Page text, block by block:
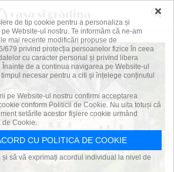
×
de tip cookie pentru a personaliza și
Website-ul nostru. Te informăm că ne-am
mai recente modificări propuse de
679 privind protecția persoanelor fizice în ceea
cu caracter personal și privind libera
de a continua navigarea pe Website-ul
necesar pentru a citi și înțelege conținutul
pe Website-ul nostru confirmi acceptarea
conform Politicii de Cookie. Nu uita totuși că
setările acestor fişiere cookie urmând
de Cookie.
CU POLITICA DE COOKIE
și să vă exprimați acordul individual la nivel de